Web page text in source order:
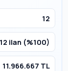
12
ilan (%100)
11.966.667 TL